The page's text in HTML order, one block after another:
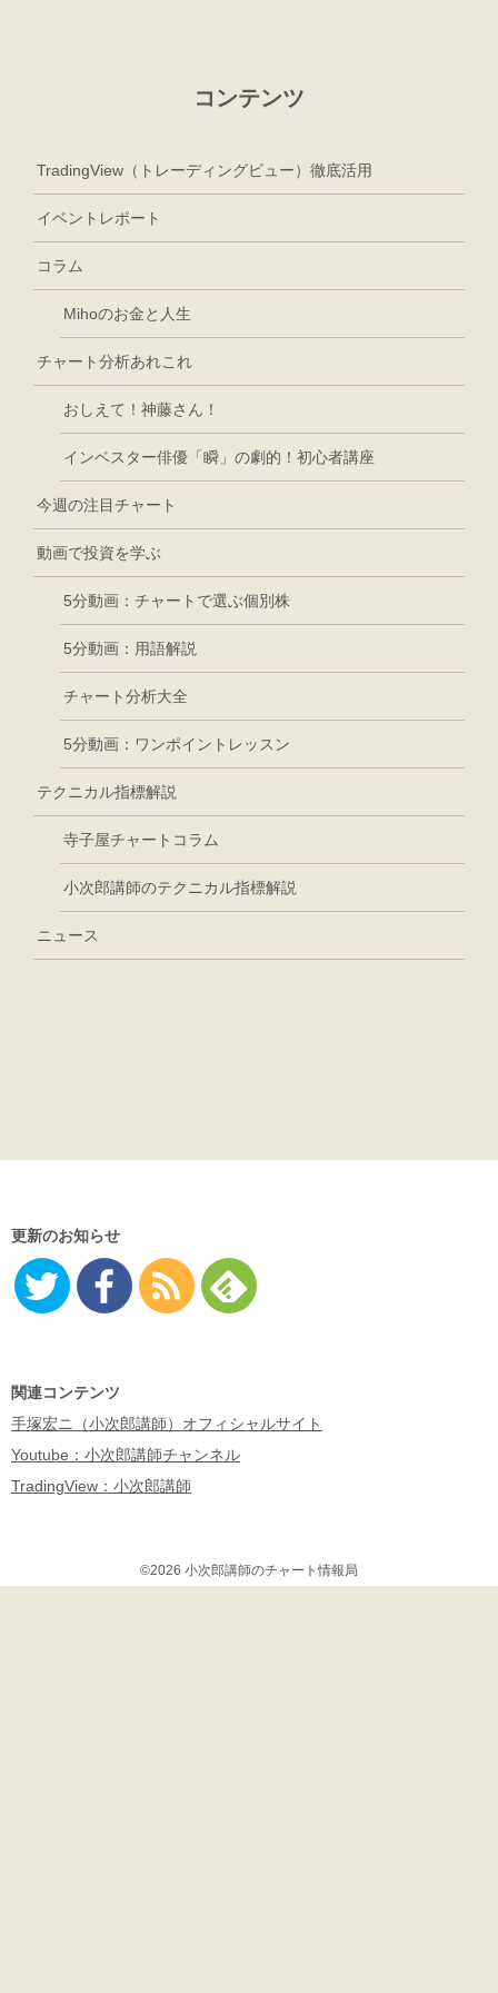
コンテンツ
TradingView（トレーディングビュー）徹底活用
イベントレポート
コラム
Mihoのお金と人生
チャート分析あれこれ
おしえて！神藤さん！
インベスター俳優「瞬」の劇的！初心者講座
今週の注目チャート
動画で投資を学ぶ
5分動画：チャートで選ぶ個別株
5分動画：用語解説
チャート分析大全
5分動画：ワンポイントレッスン
テクニカル指標解説
寺子屋チャートコラム
小次郎講師のテクニカル指標解説
ニュース
更新のお知らせ
関連コンテンツ
手塚宏ニ（小次郎講師）オフィシャルサイト
Youtube：小次郎講師チャンネル
TradingView：小次郎講師
©2026 小次郎講師のチャート情報局